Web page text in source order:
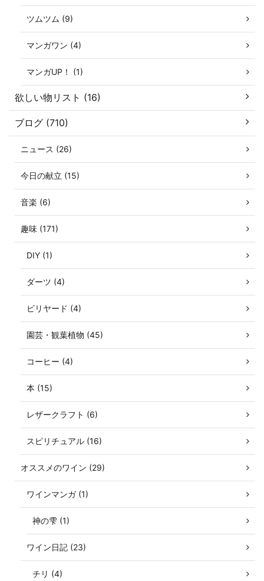
ツムツム (9)
マンガワン (4)
マンガUP！ (1)
欲しい物リスト (16)
ブログ (710)
ニュース (26)
今日の献立 (15)
音楽 (6)
趣味 (171)
DIY (1)
ダーツ (4)
ビリヤード (4)
園芸・観葉植物 (45)
コーヒー (4)
本 (15)
レザークラフト (6)
スピリチュアル (16)
オススメのワイン (29)
ワインマンガ (1)
神の雫 (1)
ワイン日記 (23)
チリ (4)